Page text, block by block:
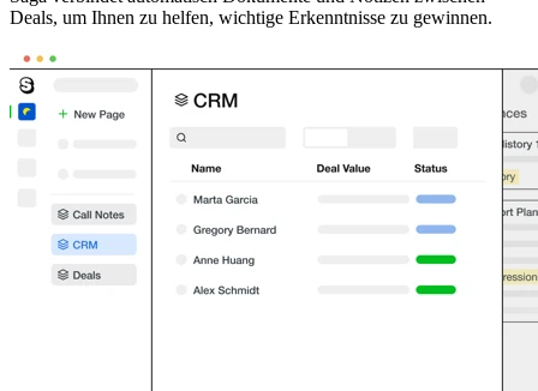
Deals, um Ihnen zu helfen, wichtige Erkenntnisse zu gewinnen.